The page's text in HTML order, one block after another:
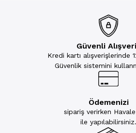
Güvenli
Kredi kartı alışverişlerinde
Güvenlik sistemini
Ödemenizi
sipariş verirken
ile yapılabilirsiniz.